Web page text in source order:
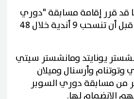
أوروبيا قد قرر إقامة مسابقة "دوري
السوبر الأوروبي"، قبل أن تنسحب 9 أندية خلال 48
يونايتد ومانشستر سيتي
وأرسنال وميلان
من مسابقة دوري السوبر
الانضمام لها.